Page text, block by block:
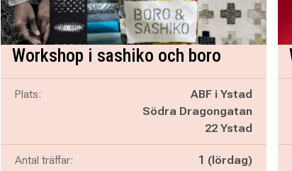
Workshop i sashiko och boro
Plats:
ABF i Ystad
Södra Dragongatan
22 Ystad
Antal träffar: 1 (lördag)